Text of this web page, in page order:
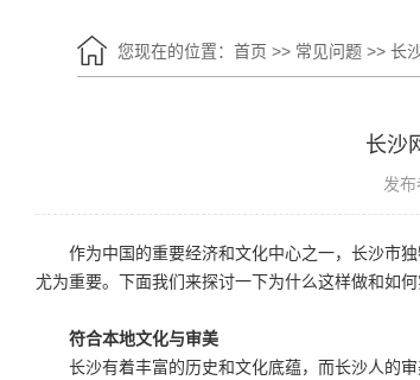
您现在的位置： 首页 >> 常见问题 >> 长
长沙
发
作为中国的重要经济和文化中心之一，长沙市
尤为重要。下面我们来探讨一下为什么这样做和如何
符合本地文化与审美
长沙有着丰富的历史和文化底蕴，而长沙人的